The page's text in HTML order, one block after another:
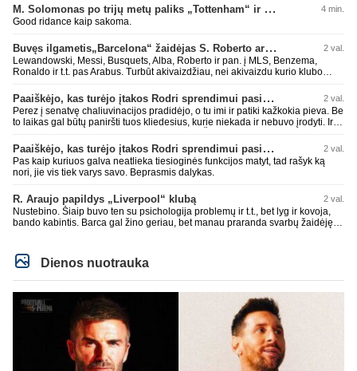
M. Solomonas po trijų metų paliks „Tottenham“ ir papildys „West Ham“ klubą 4 min.
Good ridance kaip sakoma.
Buvęs ilgametis„Barcelona“ žaidėjas S. Roberto artėja link persikėlimo į MLS 2 val.
Lewandowski, Messi, Busquets, Alba, Roberto ir pan. į MLS, Benzema,
Ronaldo ir t.t. pas Arabus. Turbūt akivaizdžiau, nei akivaizdu kurio klubo
paskutiniu me tu ne tiek daug.
Paaiškėjo, kas turėjo įtakos Rodri sprendimui pasirinkti Barselonos pusę 2 val.
Perez į senatvę chaliuvinacijos pradidėjo, o tu imi ir patiki kažkokia pieva. Be
to laikas gal būtų paniršti tuos kliedesius, kurie niekada ir nebuvo įrodyti. Ir
esat. Kažkaip ne skaniai kvepia. RM todėl ir yra vienas nekenčiamiausių
daugumos fanų klubas, nes pastoviai verke ir verkia kažkokius kliedesius.
Remktis ne kažkokio Perezo kliedesiais, o faktais.
Paaiškėjo, kas turėjo įtakos Rodri sprendimui pasirinkti Barselonos pusę 2 val.
Pas kaip kuriuos galva neatlieka tiesioginės funkcijos matyt, tad rašyk ką
nori, jie vis tiek varys savo. Beprasmis dalykas.
R. Araujo papildys „Liverpool“ klubą 2 val.
Nustebino. Šiaip buvo ten su psichologija problemų ir t.t., bet lyg ir kovoja,
bando kabintis. Barca gal žino geriau, bet manau praranda svarbų žaidėję.
sudėtį. Rezultatai nėra tragiški, anaiptol yra teigiamų žingsnių. Bet UEFA CL
nelaimimas, praeitais metais jau Copa del Rey pralaimėtas ir pan. Jau
praeitais metais neteko gynybos vieno iš ramščių. RM kaip tik pasistiprino.
Cucurrlla bus siaubas manau Real komandoje. Kažkaip man atrodo vėl bus
gynyboje ne kažkas.
Dienos nuotrauka